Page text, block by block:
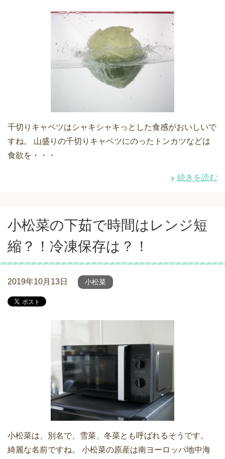
千切りキャベツはシャキシャキっとした食感がおいしいで
すね。 山盛りの千切りキャベツにのったトンカツなどは
食欲を・・・
続きを読む
小松菜の下茹で時間はレンジ短
縮？！冷凍保存は？！
2019年10月13日 小松菜
小松菜は、別名で、雪菜、冬菜とも呼ばれるそうです。
綺麗な名前ですね。 小松菜の原産は南ヨーロッパ地中海